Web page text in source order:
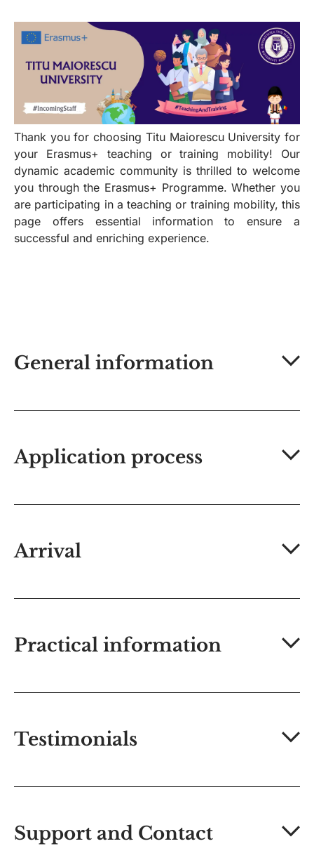
Thank you for choosing Titu Maiorescu University for
your Erasmus+ teaching or training mobility! Our
dynamic academic community is thrilled to welcome
you through the Erasmus+ Programme. Whether you
are participating in a teaching or training mobility, this
page offers essential information to ensure a
successful and enriching experience.
General information
Application process
Arrival
Practical information
Testimonials
Support and Contact